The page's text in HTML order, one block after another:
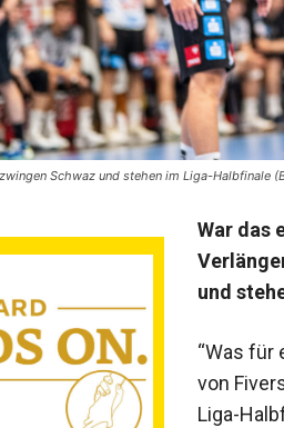
Schwaz und stehen im Liga-Halbfinale
War das
und
“Was für
von
Liga-